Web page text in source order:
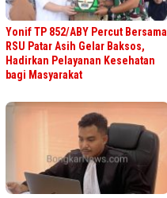
Yonif TP 852/ABY Percut Bersama
RSU Patar Asih Gelar Baksos,
Hadirkan Pelayanan Kesehatan
bagi Masyarakat